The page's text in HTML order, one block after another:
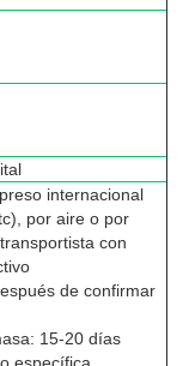
internacional
por aire o por
con
de confirmar
15-20 días